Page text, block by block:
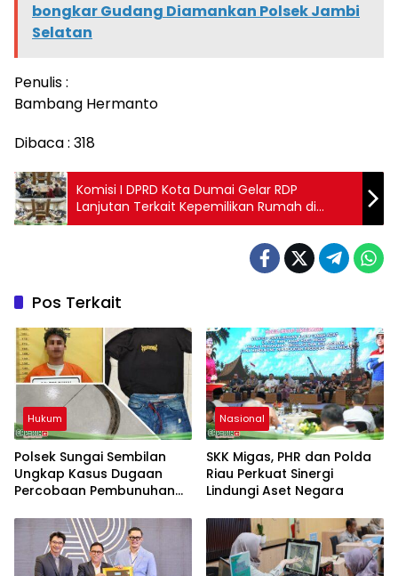
bongkar Gudang Diamankan Polsek Jambi
Selatan
Penulis :
Bambang Hermanto
Dibaca : 318
Komisi I DPRD Kota Dumai Gelar RDP
Lanjutan Terkait Kepemilikan Rumah di
Komplek Pelindo Dumai
Pos Terkait
Hukum
Polsek Sungai Sembilan
Ungkap Kasus Dugaan
Percobaan Pembunuhan
Nasional
SKK Migas, PHR dan Polda
Riau Perkuat Sinergi
Lindungi Aset Negara